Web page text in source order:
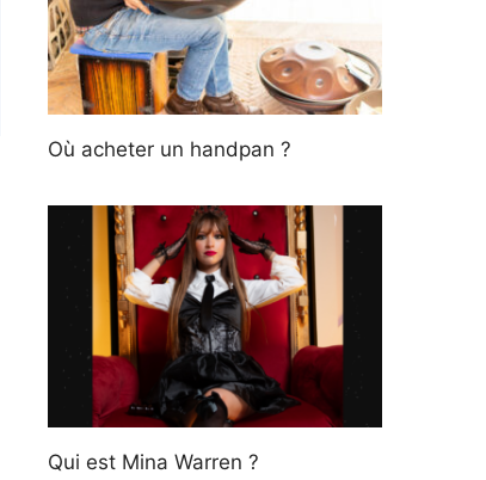
Où acheter un handpan ?
Qui est Mina Warren ?